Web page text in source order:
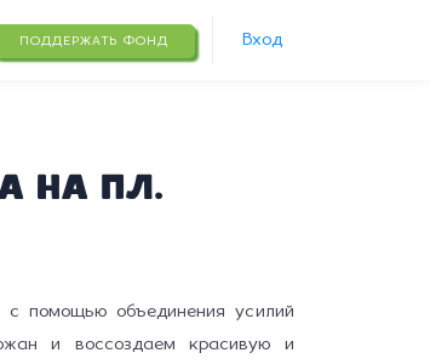
ПОДДЕРЖАТЬ ФОНД Вход
на пл.
с помощью объединения усилий
и воссоздаём красивую и